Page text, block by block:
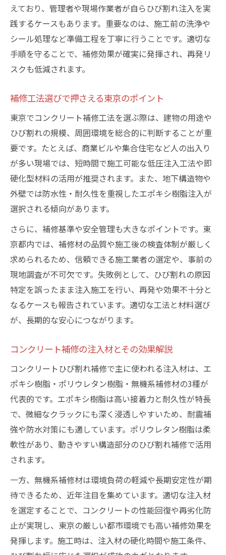
東京で広がる低圧注入工法のメリットと注
意点
注入補修に低圧工法を採用する際のコツ
クラック補修注入キット活用の実践ポイント
コンクリートひび割れ補修キットの使い方
徹底解説
特徴
注入キットで実現する効率的な補修手順と
は
補修作業の失敗を防ぐキット活用のポイン
ト
コンクリート補修キット選びの判断基準
えており、管理者や現場作業者が自らひび割れ注入を実
践するケースもあります。重要なのは、施工前の洗浄や
シール処理など準備工程を丁寧に行うことです。適切な
手順を守ることで、補修効果が確実に発揮され、再発リ
スクも低減されます。
補修工法選びで押さえる東京のポイント
東京でコンクリート補修工法を選ぶ際は、建物の用途や
ひび割れの規模、周囲環境を総合的に判断することが重
要です。たとえば、商業ビルや集合住宅など人の出入り
が多い現場では、短時間で施工可能な低圧注入工法や即
硬化型材料の活用が推奨されます。また、地下構造物や
外壁では防水性・耐久性を重視したエポキシ樹脂注入が
選択される傾向があります。
さらに、補修基準や安全管理も大きなポイントです。東
京都内では、補修材の品質や施工後の検査体制が厳しく
求められるため、信頼できる施工業者の選定や、事前の
現地調査が不可欠です。失敗例として、ひび割れの原因
特定を誤ったまま注入施工を行い、再発や効果不十分と
なるケースも報告されています。適切な工法と材料選び
が、長期的な安心につながります。
コンクリート補修の注入材とその効果解説
コンクリートひび割れ補修で主に使われる注入材は、エ
ポキシ樹脂・ポリウレタン樹脂・無機系補修材の3種が
代表的です。エポキシ樹脂は高い接着力と耐久性が特長
で、微細なクラックにも深く浸透しやすいため、耐震補
強や防水対策にも適しています。ポリウレタン樹脂は柔
軟性があり、動きやすい構造部分のひび割れ補修で活用
されます。
一方、無機系補修材は環境負荷の軽減や長期安定性が期
待できるため、近年注目を集めています。適切な注入材
を選定することで、コンクリートの性能回復や再劣化防
止が実現し、東京の厳しい都市環境でも高い補修効果を
発揮します。施工時は、注入材の硬化時間や施工条件、